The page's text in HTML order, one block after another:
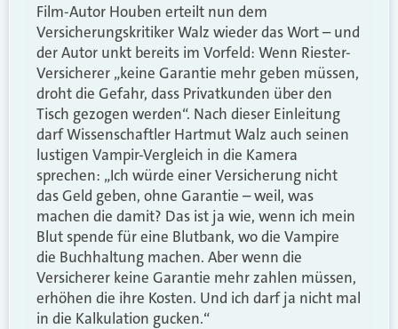
Film-Autor Houben erteilt nun dem
Versicherungskritiker Walz wieder das Wort – und
der Autor unkt bereits im Vorfeld: Wenn Riester-
Versicherer „keine Garantie mehr geben müssen,
droht die Gefahr, dass Privatkunden über den
Tisch gezogen werden“. Nach dieser Einleitung
darf Wissenschaftler Hartmut Walz auch seinen
lustigen Vampir-Vergleich in die Kamera
sprechen: „Ich würde einer Versicherung nicht
das Geld geben, ohne Garantie – weil, was
machen die damit? Das ist ja wie, wenn ich mein
Blut spende für eine Blutbank, wo die Vampire
die Buchhaltung machen. Aber wenn die
Versicherer keine Garantie mehr zahlen müssen,
erhöhen die ihre Kosten. Und ich darf ja nicht mal
in die Kalkulation gucken.“